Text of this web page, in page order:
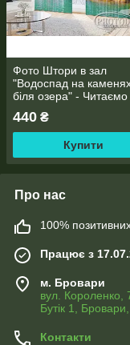
Фото Штори в зал
"Водоспад на
біля озера" - Читаємо
опис!
440 ₴
Купити
Про нас
100% позитивних
Працює з
м. Бровари
вул. Короленко,
Бутік 1,
Контакти